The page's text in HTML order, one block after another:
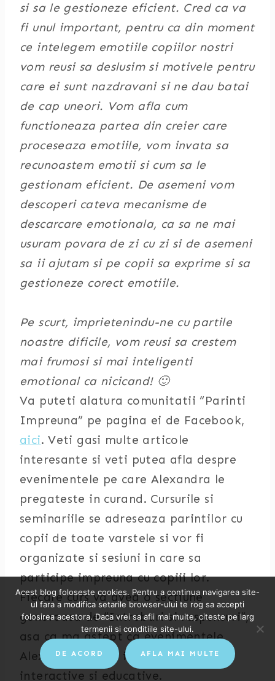
si sa le gestioneze eficient. Cred ca va
fi unul important, pentru ca din moment
ce intelegem emotiile copiilor nostri
vom reusi sa deslusim si motivele pentru
care ei sunt nazdravani si ne dau batai
de cap uneori. Vom afla cum
functioneaza partea din creier care
proceseaza emotiile, vom invata sa
recunoastem emotii si cum sa le
gestionam eficient. De asemeni vom
descoperi cateva mecanisme de
descarcare emotionala, ca sa ne mai
usuram povara de zi cu zi si de asemeni
sa ii ajutam si pe copii sa exprime si sa
gestioneze corect emotiile.
Pe scurt, imprietenindu-ne cu partile
noastre dificile, vom reusi sa crestem
mai frumosi si mai inteligenti
emotional ca nicicand! 🙂
Va puteti alatura comunitatii “Parinti
Impreuna” pe pagina ei de Facebook,
aici. Veti gasi multe articole
interesante si veti putea afla despre
evenimentele pe care Alexandra le
pregateste in curand. Cursurile si
seminariile se adreseaza parintilor cu
copii de toate varstele si vor fi
organizate si sesiuni in care sa
participe impreuna cu copiii lor.
Fiecare curs va avea o sectiune
generoasa de “Intrebari si raspunsuri”,
asa ca ma astept ca evenimentele
Alexandrei sa fie in acelasi timp
interactive si educative.
Acest blog foloseste cookies. Pentru a continua navigarea site-
ul fara a modifica setarile browser-ului te rog sa accepti
folosirea acestora. Daca vrei sa afli mai multe, citeste pe larg
termenii si conditiile site-ului.
DE ACORD AFLA MAI MULTE